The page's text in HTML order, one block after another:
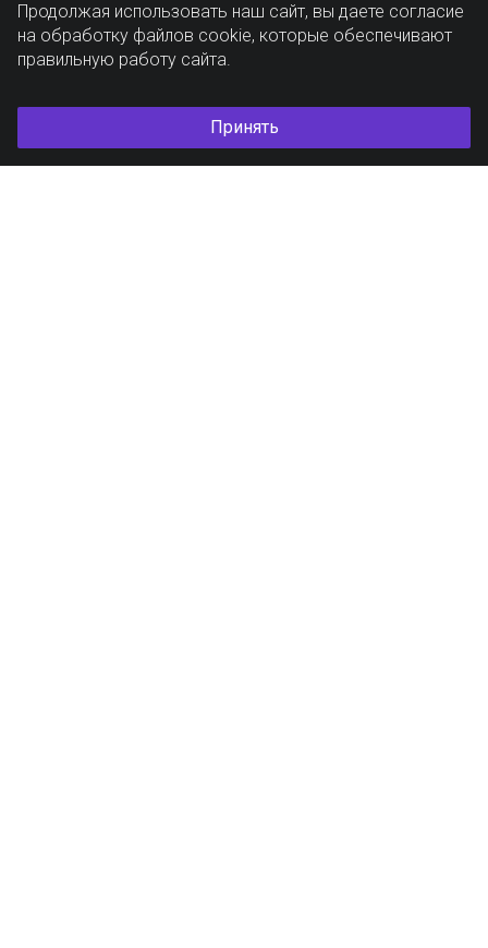
Продолжая использовать наш сайт, вы даете согласие
на обработку файлов cookie, которые обеспечивают
правильную работу сайта.
Принять